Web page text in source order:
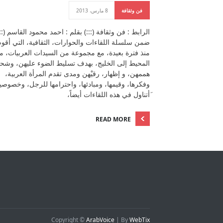
فن وثقافة 8 مارس، 2013
الرابط : فن وثقافة (:::) بقلم : احمد محمود القاسم
ضمن سلسلة اللقاءات والحوارات، الثقافية، التي
منذ فترة بعيدة، مع مجموعة من السيدات العربيات،
المحيط إلى الخليج، بهدف تسليط الضوء عليهن،
هممهن، و إظهار، رقيْهن ومدى تقدم المرأة العربية،
وفكرها، وقيمها، ومبادئها، واحترامها للرجل،
َأتناول في هذه اللقاءات أيضاً،
READ MORE
Copyright ©ArabVoice | ByWebTix